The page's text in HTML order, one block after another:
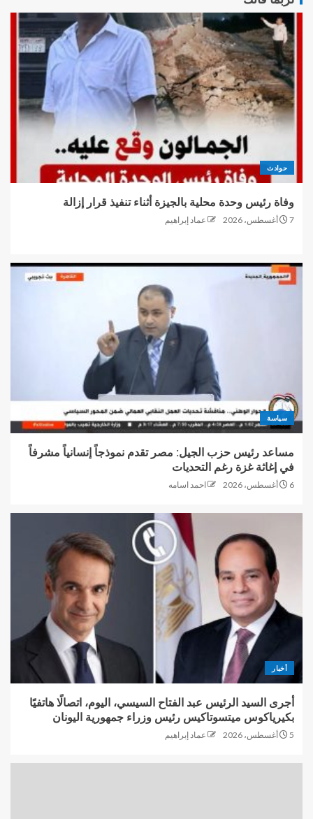
حوادث
وفاة رئيس وحدة محلية بالجيزة أثناء تنفيذ قرار إزالة
7 أغسطس، 2026 عماد إبراهيم
سياسة
مساعد رئيس حزب الجيل: مصر تقدم نموذجاً إنسانياً مشرفاً
في إغاثة غزة رغم التحديات
6 أغسطس، 2026 احمد اسامه
أخبار
أجرى السيد الرئيس عبد الفتاح السيسي، اليوم، اتصالًا هاتفيًا
بكيرياكوس ميتسوتاكيس رئيس وزراء جمهورية اليونان
5 أغسطس، 2026 عماد إبراهيم